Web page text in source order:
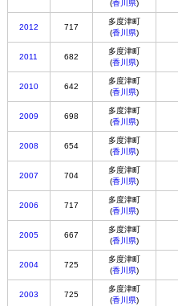
(香川県)
2012 717
多度津町
(香川県)
2011 682
多度津町
(香川県)
2010 642
多度津町
(香川県)
2009 698
多度津町
(香川県)
2008 654
多度津町
(香川県)
2007 704
多度津町
(香川県)
2006 717
多度津町
(香川県)
2005 667
多度津町
(香川県)
2004 725
多度津町
(香川県)
2003 725
多度津町
(香川県)